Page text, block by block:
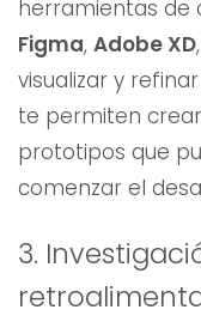
herramientas de
Figma, Adobe XD
visualizar y
te permiten
prototipos que
comenzar el
3.